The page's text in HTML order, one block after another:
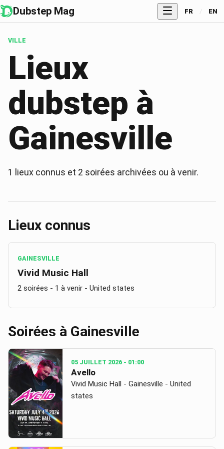
Dubstep Mag FR / EN
VILLE
Lieux
dubstep à
Gainesville
1 lieux connus et 2 soirées archivées ou à venir.
Lieux connus
GAINESVILLE
Vivid Music Hall
2 soirées - 1 à venir - United states
Soirées à Gainesville
05 JUILLET 2026 - 01:00
Avello
Vivid Music Hall - Gainesville - United
states